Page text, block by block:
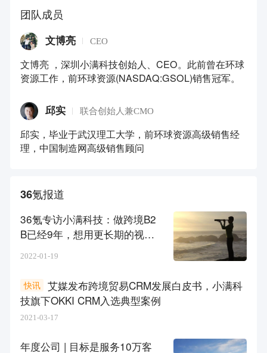
团队成员
文博亮 CEO
文博亮 ，深圳小满科技创始人、CEO。此前曾在环球
资源工作，前环球资源(NASDAQ:GSOL)销售冠军。
邱实 联合创始人兼CMO
邱实，毕业于武汉理工大学，前环球资源高级销售经
理，中国制造网高级销售顾问
36氪报道
36氪专访小满科技：做跨境B2
B已经9年，想用更长期的视角
2022-01-19
艾媒发布跨境贸易CRM发展白皮书，小满科
技旗下OKKI CRM入选典型案例
快讯
2021-03-17
年度公司 | 目标是服务10万客